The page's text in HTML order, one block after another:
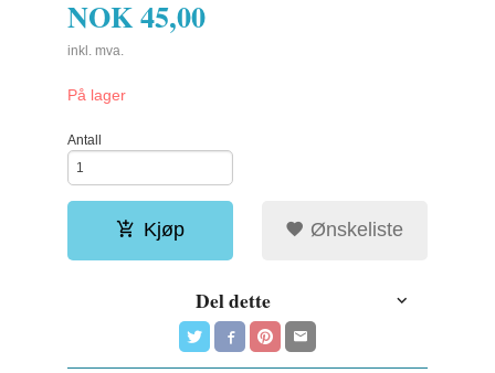
NOK45,00
inkl. mva.
På lager
Antall
Kjøp Ønskeliste
Del dette